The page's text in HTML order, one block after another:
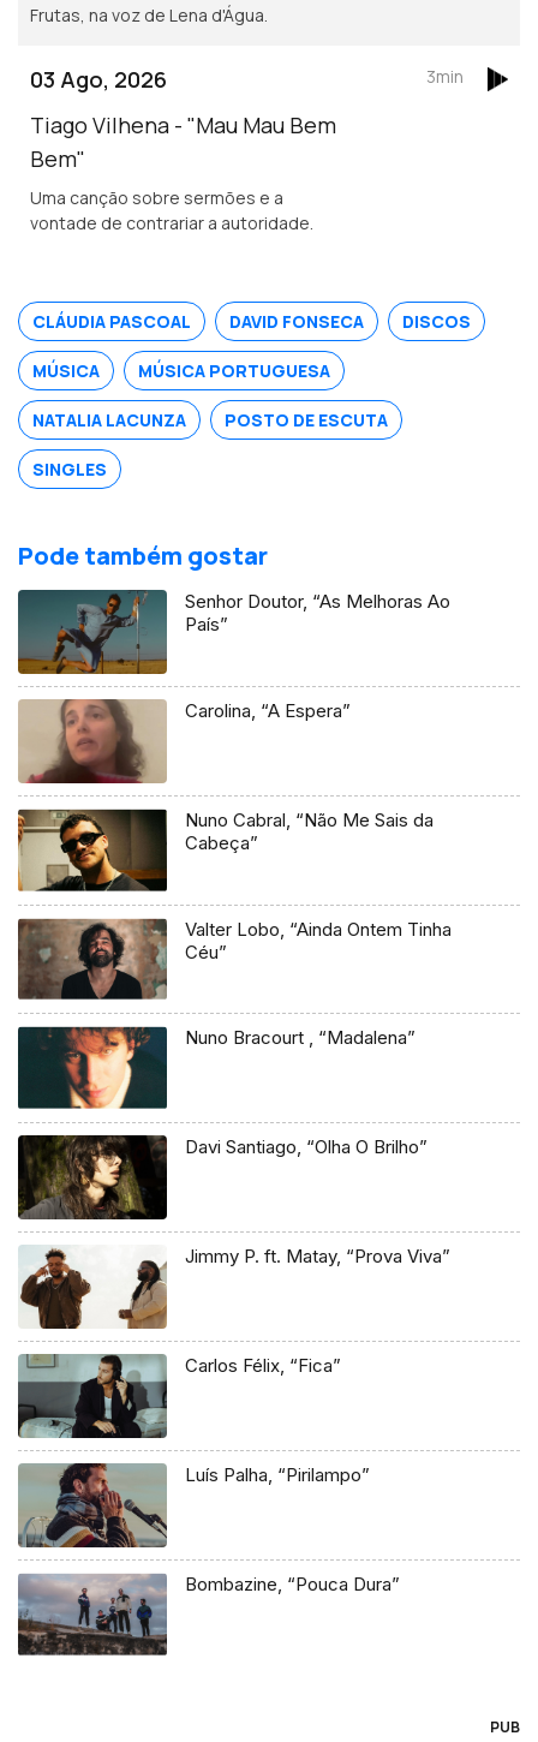
Frutas, na voz de Lena d'Água.
03 Ago, 2026
Tiago Vilhena - "Mau Mau Bem
Bem"
Uma canção sobre sermões e a
vontade de contrariar a autoridade.
3min
CLÁUDIA PASCOAL DAVID FONSECA DISCOS
MÚSICA MÚSICA PORTUGUESA
NATALIA LACUNZA POSTO DE ESCUTA
SINGLES
Pode também gostar
Senhor Doutor, “As Melhoras Ao
País”
Carolina, “A Espera”
Nuno Cabral, “Não Me Sais da
Cabeça”
Valter Lobo, “Ainda Ontem Tinha
Céu”
Nuno Bracourt , “Madalena”
Davi Santiago, “Olha O Brilho”
Jimmy P. ft. Matay, “Prova Viva”
Carlos Félix, “Fica”
Luís Palha, “Pirilampo”
Bombazine, “Pouca Dura”
PUB